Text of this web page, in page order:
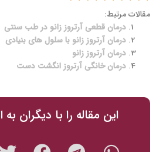
مقالات مرتبط:
درمان قطعی آرتروز زانو در طب سنتی
درمان آرتروز زانو با سلول های بنیادی
درمان آرتروز زانو
درمان خانگی آرتروز انگشت دست
این مقاله را با دیگران